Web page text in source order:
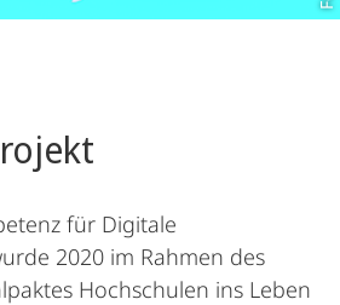
für Digitale
2020 im Rahmen des
Hochschulen ins Leben